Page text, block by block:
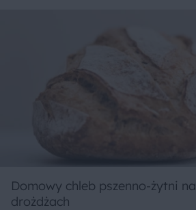
Domowy chleb pszenno-żytni na
drożdżach